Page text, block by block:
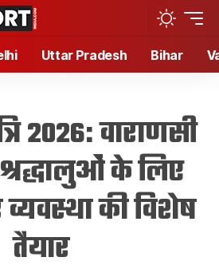
Uttar Pradesh Bihar
2026: वाराणसी
के लिए
की विशेष
तैयार